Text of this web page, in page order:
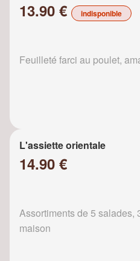
13.90 € indisponible
Feuilleté farci au poulet,
L'assiette orientale
14.90 €
Assortiments de 5 salades,
maison